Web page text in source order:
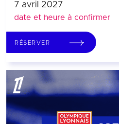
7 avril 2027
date et heure à confirmer
RÉSERVER